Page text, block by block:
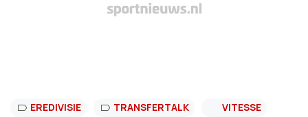
EREDIVISIE TRANSFERTALK
VITESSE